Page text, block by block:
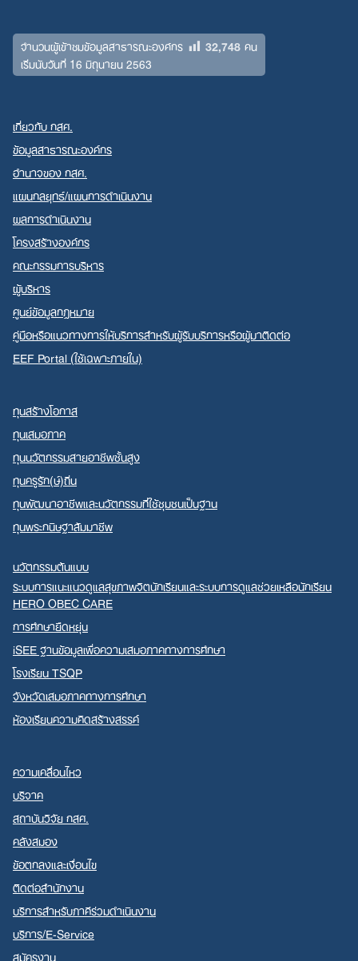
จำนวนผู้เข้าชมข้อมูลสาธารณะองค์กร 32,748คน
เริ่มนับวันที่ 16 มิถุนายน 2563
เกี่ยวกับ กสศ.
ข้อมูลสาธารณะองค์กร
อำนาจของ กสศ.
แผนกลยุทธ์/แผนการดำเนินงาน
ผลการดำเนินงาน
โครงสร้างองค์กร
คณะกรรมการบริหาร
ผู้บริหาร
ศูนย์ข้อมูลกฎหมาย
คู่มือหรือแนวทางการให้บริการสำหรับผู้รับบริการหรือผู้มาติดต่อ
EEF Portal (ใช้เฉพาะภายใน)
ทุนสร้างโอกาส
ทุนเสมอภาค
ทุนนวัตกรรมสายอาชีพชั้นสูง
ทุนครูรัก(ษ์)ถิ่น
ทุนพัฒนาอาชีพและนวัตกรรมที่ใช้ชุมชนเป็นฐาน
ทุนพระกนิษฐาสัมมาชีพ
นวัตกรรมต้นแบบ
ระบบการแนะแนวดูแลสุขภาพจิตนักเรียนและระบบการดูแลช่วยเหลือนักเรียน
HERO OBEC CARE
การศึกษายืดหยุ่น
iSEE ฐานข้อมูลเพื่อความเสมอภาคทางการศึกษา
โรงเรียน TSQP
จังหวัดเสมอภาคทางการศึกษา
ห้องเรียนความคิดสร้างสรรค์
ความเคลื่อนไหว
บริจาค
สถาบันวิจัย กสศ.
คลังสมอง
ข้อตกลงและเงื่อนไข
ติดต่อสำนักงาน
บริการสำหรับภาคีร่วมดำเนินงาน
บริการ/E-Service
สมัครงาน